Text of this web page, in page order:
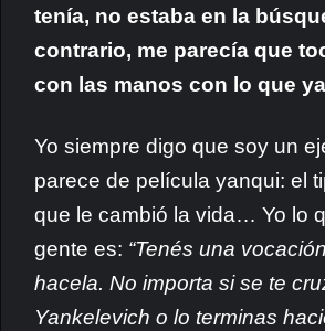
tenía, no estaba en la
contrario, me parecía que
con las manos con lo que
Yo siempre digo que soy un
parece de película yanqui: el
que le cambió la vida… Yo lo
gente es: “Tenés una
hacela. No importa si se te
Yankelevich o lo terminas